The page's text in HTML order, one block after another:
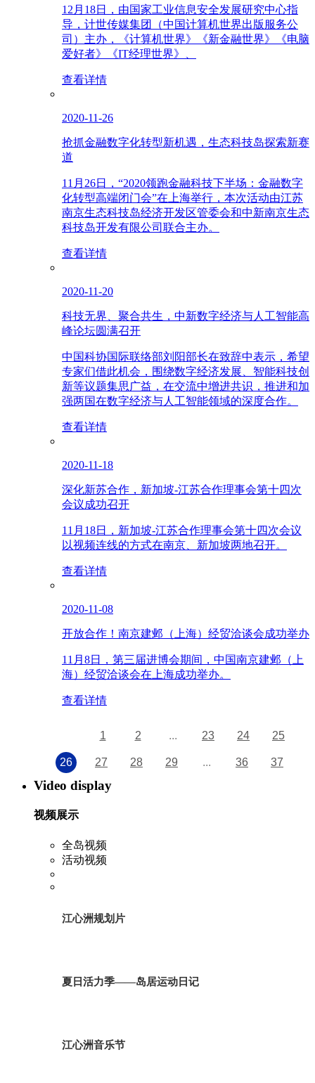
12月18日，由国家工业信息安全发展研究中心指
导，计世传媒集团（中国计算机世界出版服务公
司）主办，《计算机世界》《新金融世界》《电脑
爱好者》《IT经理世界》、
查看详情
2020-11-26
抢抓金融数字化转型新机遇，生态科技岛探索新赛
道
11月26日，“2020领跑金融科技下半场：金融数字
化转型高端闭门会”在上海举行，本次活动由江苏
南京生态科技岛经济开发区管委会和中新南京生态
科技岛开发有限公司联合主办。
查看详情
2020-11-20
科技无界、聚合共生，中新数字经济与人工智能高
峰论坛圆满召开
中国科协国际联络部刘阳部长在致辞中表示，希望
专家们借此机会，围绕数字经济发展、智能科技创
新等议题集思广益，在交流中增进共识，推进和加
强两国在数字经济与人工智能领域的深度合作。
查看详情
2020-11-18
深化新苏合作，新加坡-江苏合作理事会第十四次
会议成功召开
11月18日，新加坡-江苏合作理事会第十四次会议
以视频连线的方式在南京、新加坡两地召开。
查看详情
2020-11-08
开放合作！南京建邺（上海）经贸洽谈会成功举办
11月8日，第三届进博会期间，中国南京建邺（上
海）经贸洽谈会在上海成功举办。
查看详情
1 2 ... 23 24 25
26 27 28 29 ... 36 37
Video display
视频展示
全岛视频
活动视频
江心洲规划片
夏日活力季——岛居运动日记
江心洲音乐节